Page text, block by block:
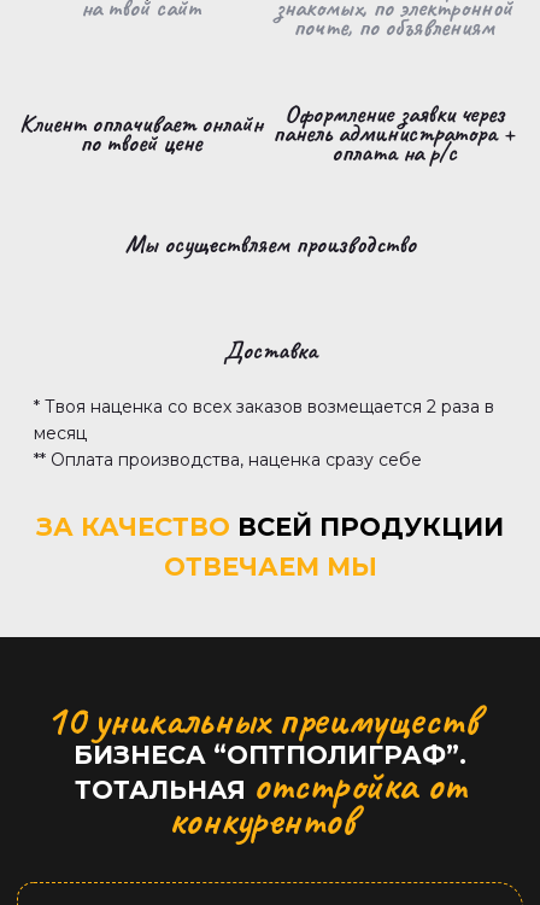
на твой сайт знакомых, по электронной
почте, по объявлениям
Клиент оплачивает онлайн
по твоей цене
Оформление заявки через
панель администратора +
оплата на р/с
Мы осуществляем производство
Доставка
* Твоя наценка со всех заказов возмещается 2 раза в
месяц
** Оплата производства, наценка сразу себе
ЗА КАЧЕСТВО ВСЕЙ ПРОДУКЦИИ
ОТВЕЧАЕМ МЫ
10 уникальных преимуществ
БИЗНЕСА “ОПТПОЛИГРАФ”.
ТОТАЛЬНАЯ отстройка от
конкурентов